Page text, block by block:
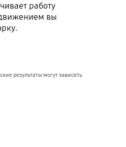
работу
вы
результаты могут зависеть